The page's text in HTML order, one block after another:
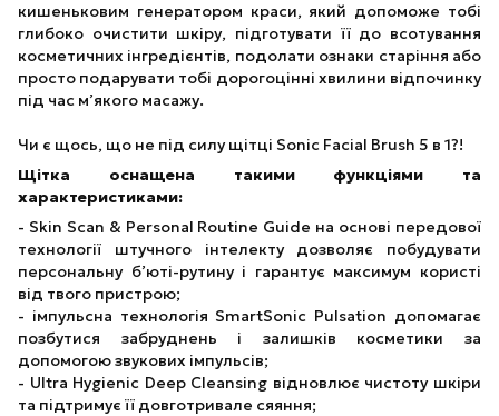
кишеньковим генератором краси, який допоможе тобі
глибоко очистити шкіру, підготувати її до всотування
косметичних інгредієнтів, подолати ознаки старіння або
просто подарувати тобі дорогоцінні хвилини відпочинку
під час м’якого масажу.
Чи є щось, що не під силу щітці Sonic Facial Brush 5 в 1?!
Щітка оснащена такими функціями та
характеристиками:
- Skin Scan & Personal Routine Guide на основі передової
технології штучного інтелекту дозволяє побудувати
персональну б’юті-рутину і гарантує максимум користі
від твого пристрою;
- імпульсна технологія SmartSonic Pulsation допомагає
позбутися забруднень і залишків косметики за
допомогою звукових імпульсів;
- Ultra Hygienic Deep Cleansing відновлює чистоту шкіри
та підтримує її довготривале сяяння;